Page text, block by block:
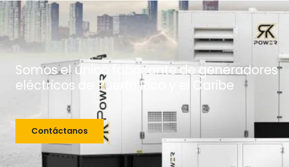
Somos el único fabricante de generadores
eléctricos de Puerto Rico y el Caribe
Contáctanos